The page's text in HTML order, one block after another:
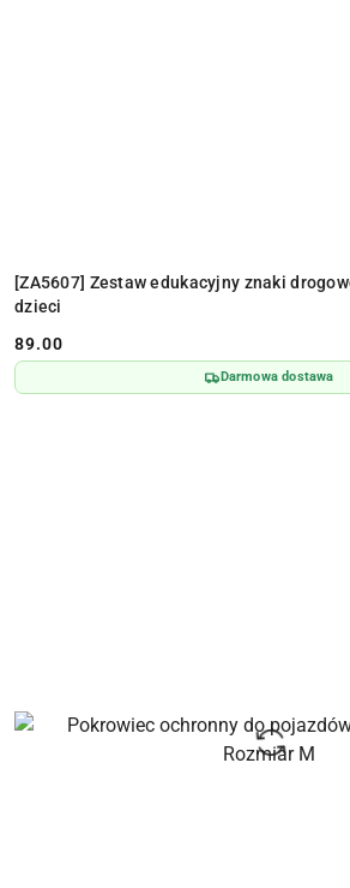
[ZA5607] Zestaw edukacyjny znaki
dzieci
Cena:
89.00
Darmowa dostawa